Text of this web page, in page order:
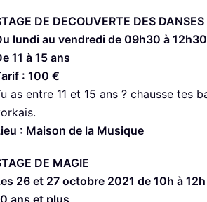
DE DECOUVERTE DES
lundi au vendredi de 09h30 à 12h30
11 à 15 ans
: 100 €
as entre 11 et 15 ans ? chausse tes
: Maison de la Musique
DE MAGIE
es 26 et 27 octobre 2021 de 10h à